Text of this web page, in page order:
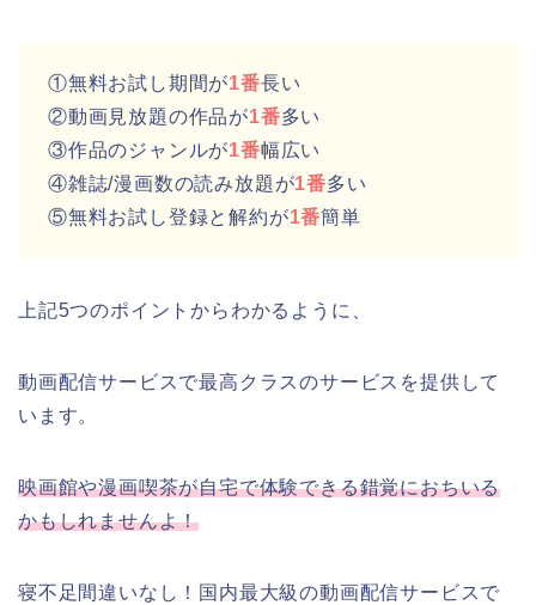
①無料お試し期間が1番長い
②動画見放題の作品が1番多い
③作品のジャンルが1番幅広い
④雑誌/漫画数の読み放題が1番多い
⑤無料お試し登録と解約が1番簡単
上記5つのポイントからわかるように、
動画配信サービスで最高クラスのサービスを提供して
います。
映画館や漫画喫茶が自宅で体験できる錯覚におちいる
かもしれませんよ！
寝不足間違いなし！国内最大級の動画配信サービスで